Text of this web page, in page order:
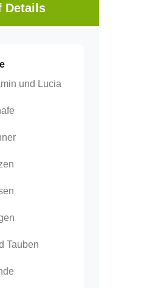
Details
und Lucia
Tauben